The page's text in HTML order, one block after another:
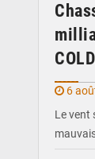
6
Le vent